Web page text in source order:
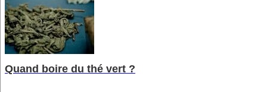
Quand boire du thé vert ?